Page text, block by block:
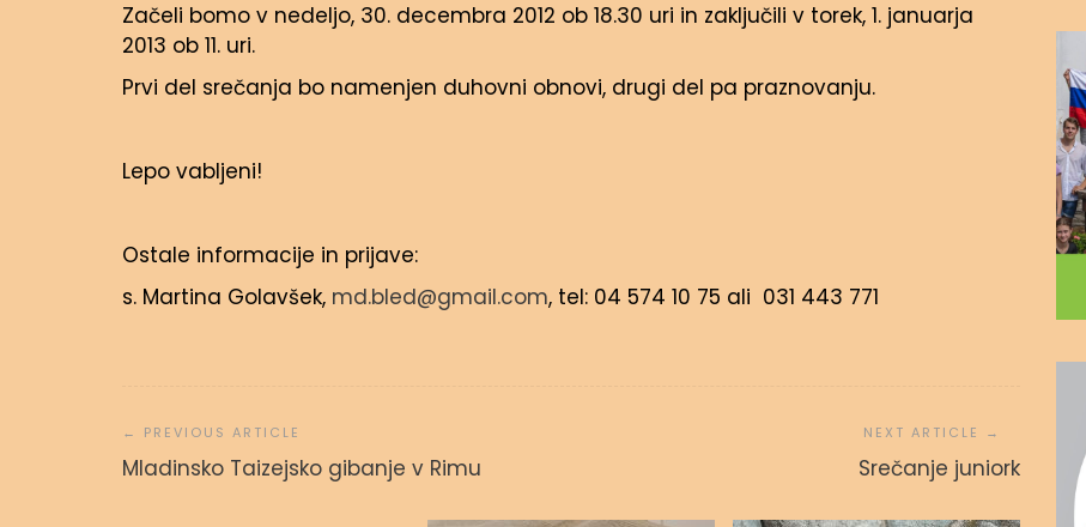
Začeli bomo v nedeljo, 30. decembra 2012 ob 18.30 uri in zaključili v torek, 1. januarja
2013 ob 11. uri.
Prvi del srečanja bo namenjen duhovni obnovi, drugi del pa praznovanju.
Lepo vabljeni!
Ostale informacije in prijave:
s. Martina Golavšek, md.bled@gmail.com, tel: 04 574 10 75 ali 031 443 771
prispevka
Mladinsko Taizejsko gibanje v Rimu Srečanje juniork
admin 23. septembra, 2023